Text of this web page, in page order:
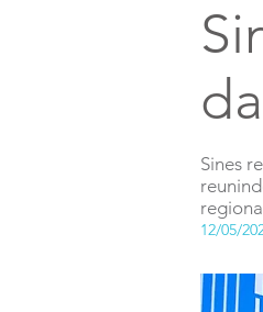
Sines
12/05/